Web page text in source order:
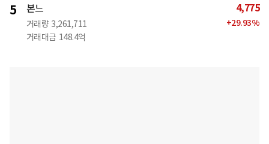
5 본느
거래량 3,261,711
거래대금 148.4억
4,775
+29.93%